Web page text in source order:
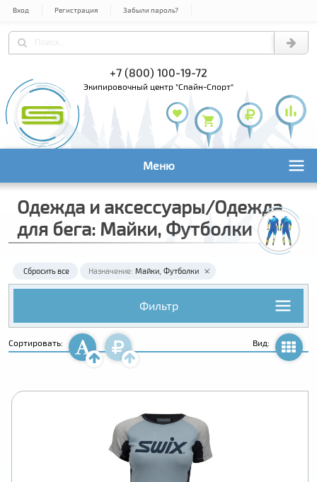
Вход Регистрация Забыли пароль?
+7 (495) 978-61-54
экипировочный центр "Спайн-Спорт"
Меню
Одежда и аксессуары/Одежда
для бега: Майки, Футболки
Сбросить все Назначение: Майки Футболки
Фильтр
Сортировать: Вид: